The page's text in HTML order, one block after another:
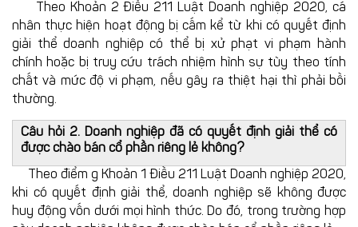
Theo Khoản 2 Điều 211 Luật Doanh nghiệp 2020, cá
nhân thực hiện hoạt động bị cấm kể từ khi có quyết định
giải thể doanh nghiệp có thể bị xử phạt vi phạm hành
chính hoặc bị truy cứu trách nhiệm hình sự tùy theo tính
chất và mức độ vi phạm, nếu gây ra thiệt hại thì phải bồi
thường.
Câu hỏi 2. Doanh nghiệp đã có quyết định giải thể có
được chào bán cổ phần riêng lẻ không?
Theo điểm g Khoản 1 Điều 211 Luật Doanh nghiệp 2020,
khi có quyết định giải thể, doanh nghiệp sẽ không được
huy động vốn dưới mọi hình thức. Do đó, trong trường hợp